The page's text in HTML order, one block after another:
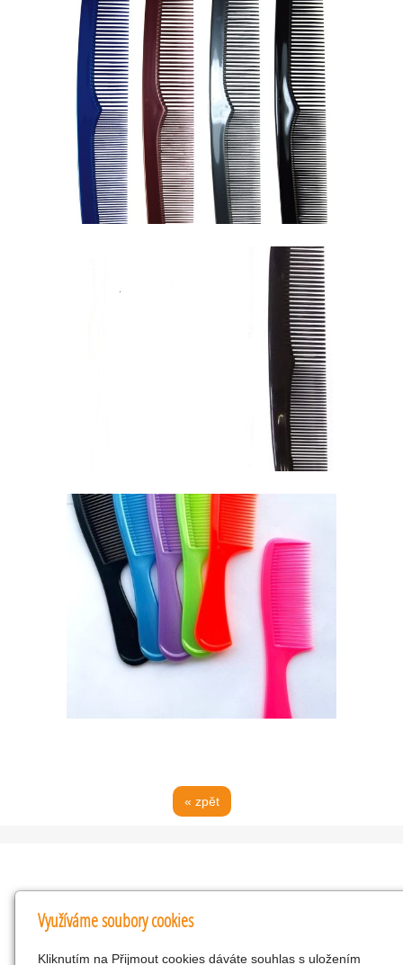
« zpět
Kontakty
KNK obchodní společnost s r.o.
Využíváme soubory cookies
Kliknutím na Přijmout cookies dáváte souhlas s uložením